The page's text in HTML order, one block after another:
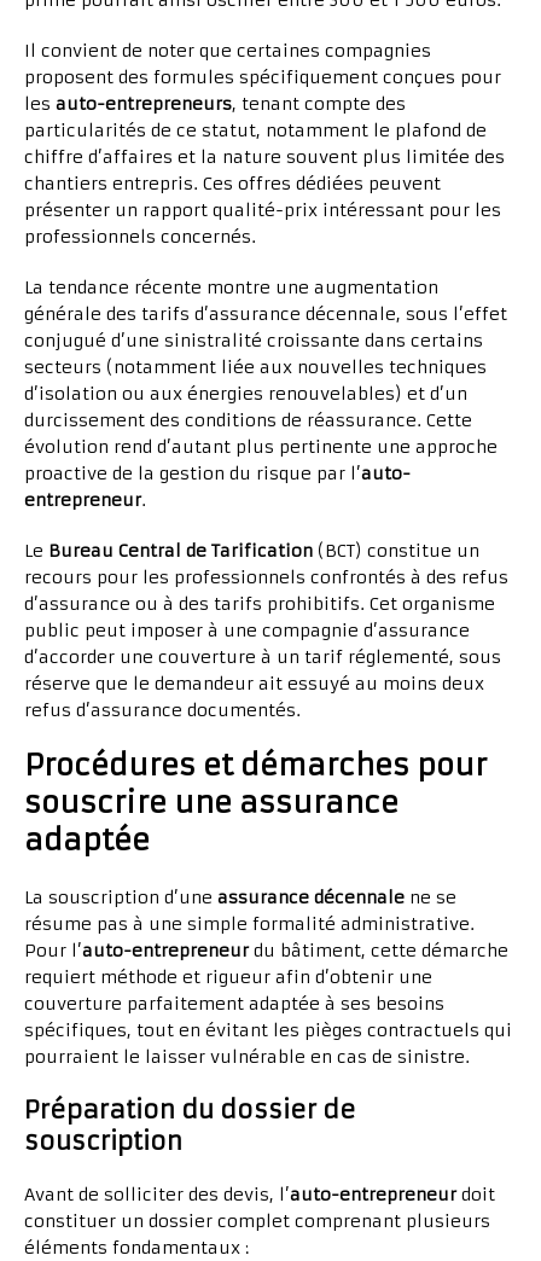
Il convient de noter que certaines compagnies
proposent des formules spécifiquement conçues pour
les auto-entrepreneurs, tenant compte des
particularités de ce statut, notamment le plafond de
chiffre d’affaires et la nature souvent plus limitée des
chantiers entrepris. Ces offres dédiées peuvent
présenter un rapport qualité-prix intéressant pour les
professionnels concernés.
La tendance récente montre une augmentation
générale des tarifs d’assurance décennale, sous l’effet
conjugué d’une sinistralité croissante dans certains
secteurs (notamment liée aux nouvelles techniques
d’isolation ou aux énergies renouvelables) et d’un
durcissement des conditions de réassurance. Cette
évolution rend d’autant plus pertinente une approche
proactive de la gestion du risque par l’auto-
entrepreneur.
Le Bureau Central de Tarification (BCT) constitue un
recours pour les professionnels confrontés à des refus
d’assurance ou à des tarifs prohibitifs. Cet organisme
public peut imposer à une compagnie d’assurance
d’accorder une couverture à un tarif réglementé, sous
réserve que le demandeur ait essuyé au moins deux
refus d’assurance documentés.
Procédures et démarches pour
souscrire une assurance
adaptée
La souscription d’une assurance décennale ne se
résume pas à une simple formalité administrative.
Pour l’auto-entrepreneurdu bâtiment, cette démarche
requiert méthode et rigueur afin d’obtenir une
couverture parfaitement adaptée à ses besoins
spécifiques, tout en évitant les pièges contractuels qui
pourraient le laisser vulnérable en cas de sinistre.
Préparation du dossier de
souscription
Avant de solliciter des devis, l’auto-entrepreneurdoit
constituer un dossier complet comprenant plusieurs
éléments fondamentaux :